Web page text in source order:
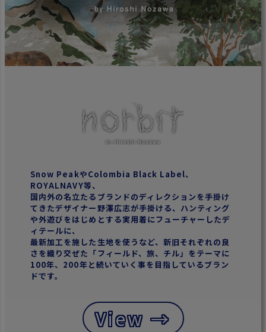
Snow PeakやColombia Black Label、
ROYALNAVY等、
国内外の名立たるブランドのディレクションを手掛け
てきたデザイナー野澤広志が手掛ける、ハンティング
や外遊びをはじめとする実用着にフューチャーしたデ
ィテールに、
最新加工を施した生地を使うなど、新旧それぞれの良
さを織り交ぜた「フィールド、旅、チル」をテーマに
100年、200年と続いていく事を目指しているブラン
ドです。
View →